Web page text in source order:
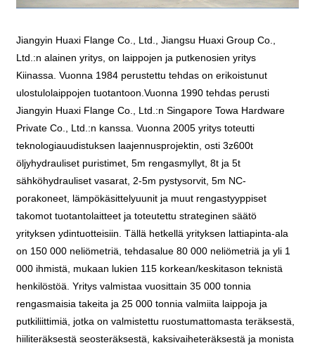
Jiangyin Huaxi Flange Co., Ltd., Jiangsu Huaxi Group Co.,
Ltd.:n alainen yritys, on laippojen ja putkenosien yritys
Kiinassa. Vuonna 1984 perustettu tehdas on erikoistunut
ulostulolaippojen tuotantoon.Vuonna 1990 tehdas perusti
Jiangyin Huaxi Flange Co., Ltd.:n Singapore Towa Hardware
Private Co., Ltd.:n kanssa. Vuonna 2005 yritys toteutti
teknologiauudistuksen laajennusprojektin, osti 3z600t
öljyhydrauliset puristimet, 5m rengasmyllyt, 8t ja 5t
sähköhydrauliset vasarat, 2-5m pystysorvit, 5m NC-
porakoneet, lämpökäsittelyuunit ja muut rengastyyppiset
takomot tuotantolaitteet ja toteutettu strateginen säätö
yrityksen ydintuotteisiin. Tällä hetkellä yrityksen lattiapinta-ala
on 150 000 neliömetriä, tehdasalue 80 000 neliömetriä ja yli 1
000 ihmistä, mukaan lukien 115 korkean/keskitason teknistä
henkilöstöä. Yritys valmistaa vuosittain 35 000 tonnia
rengasmaisia ​​takeita ja 25 000 tonnia valmiita laippoja ja
putkiliittimiä, jotka on valmistettu ruostumattomasta teräksestä,
hiiliteräksestä seosteräksestä, kaksivaiheteräksestä ja monista